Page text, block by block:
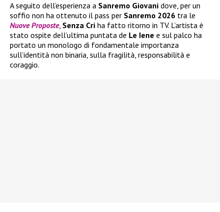
A seguito dell’esperienza a Sanremo Giovani dove, per un
soffio non ha ottenuto il pass per Sanremo 2026 tra le
Nuove Proposte, Senza Cri ha fatto ritorno in TV. L’artista è
stato ospite dell’ultima puntata de Le Iene e sul palco ha
portato un monologo di fondamentale importanza
sull’identità non binaria, sulla fragilità, responsabilità e
coraggio.